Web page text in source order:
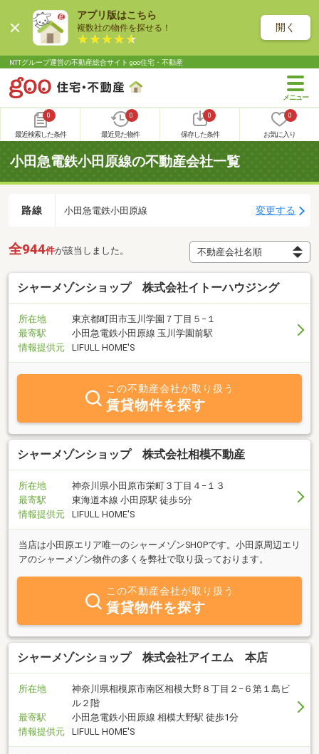
アプリ版はこちら
複数社の物件を探せる！ 開く
NTTグループ運営の不動産総合サイト goo住宅・不動産
0
最近検索した条件
0
最近見た物件
0
保存した条件
0
お気に入り
小田急電鉄小田原線の不動産会社一覧
路線 小田急電鉄小田原線 変更する
全944件が該当しました。
シャーメゾンショップ 株式会社イトーハウジング
所在地
東京都町田市玉川学園７丁目５−１
最寄駅
小田急電鉄小田原線 玉川学園前駅
情報提供元
LIFULL HOME'S
この不動産会社が取り扱う
賃貸物件を探す
シャーメゾンショップ 株式会社相模不動産
所在地
神奈川県小田原市栄町３丁目４−１３
最寄駅
東海道本線 小田原駅 徒歩5分
情報提供元
LIFULL HOME'S
当店は小田原エリア唯一のシャーメゾンSHOPです。小田原周辺エリ
アのシャーメゾン物件の多くを弊社で取り扱っております。
この不動産会社が取り扱う
賃貸物件を探す
シャーメゾンショップ 株式会社アイエム 本店
所在地
神奈川県相模原市南区相模大野８丁目２−６第１島ビ
ル２階
最寄駅
小田急電鉄小田原線 相模大野駅 徒歩1分
情報提供元
LIFULL HOME'S